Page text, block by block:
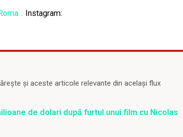
Instagram:
și aceste articole relevante din același flux
de dolari după furtul unui film cu Nicolas